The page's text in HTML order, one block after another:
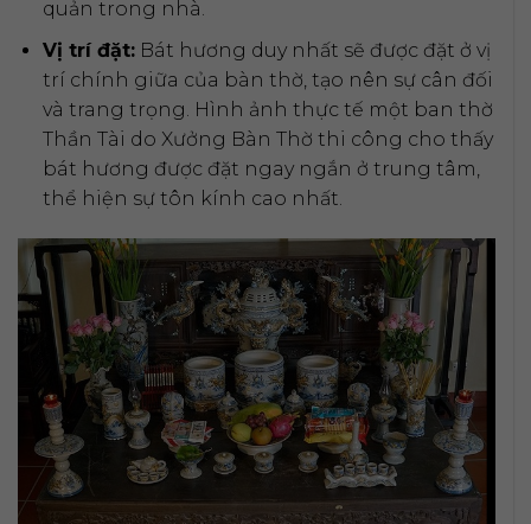
quản trong nhà.
Vị trí đặt:Bát hương duy nhất sẽ được đặt ở vị
trí chính giữa của bàn thờ, tạo nên sự cân đối
và trang trọng. Hình ảnh thực tế một ban thờ
Thần Tài do Xưởng Bàn Thờ thi công cho thấy
bát hương được đặt ngay ngắn ở trung tâm,
thể hiện sự tôn kính cao nhất.